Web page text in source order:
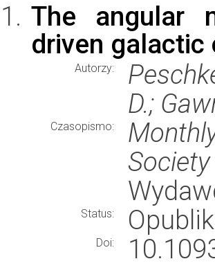
The angular
driven
Autorzy:
D.;
Czasopismo:
Society
Status:
Doi: